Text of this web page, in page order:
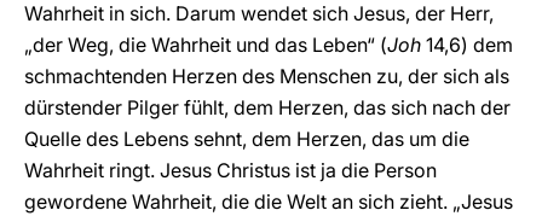
Wahrheit in sich. Darum wendet sich Jesus, der Herr,
„der Weg, die Wahrheit und das Leben“ (Joh 14,6) dem
schmachtenden Herzen des Menschen zu, der sich als
dürstender Pilger fühlt, dem Herzen, das sich nach der
Quelle des Lebens sehnt, dem Herzen, das um die
Wahrheit ringt. Jesus Christus ist ja die Person
gewordene Wahrheit, die die Welt an sich zieht. „Jesus